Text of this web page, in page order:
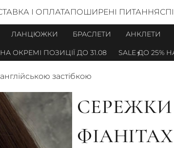
І ОПЛАТАПОШИРЕНІ ПИТАННЯ
ЛАНЦЮЖКИ БРАСЛЕТИ АНКЛЕТИ
ОКРЕМІ ПОЗИЦІЇ ДО 31.08 SALE ДО 25% НА
застібкою